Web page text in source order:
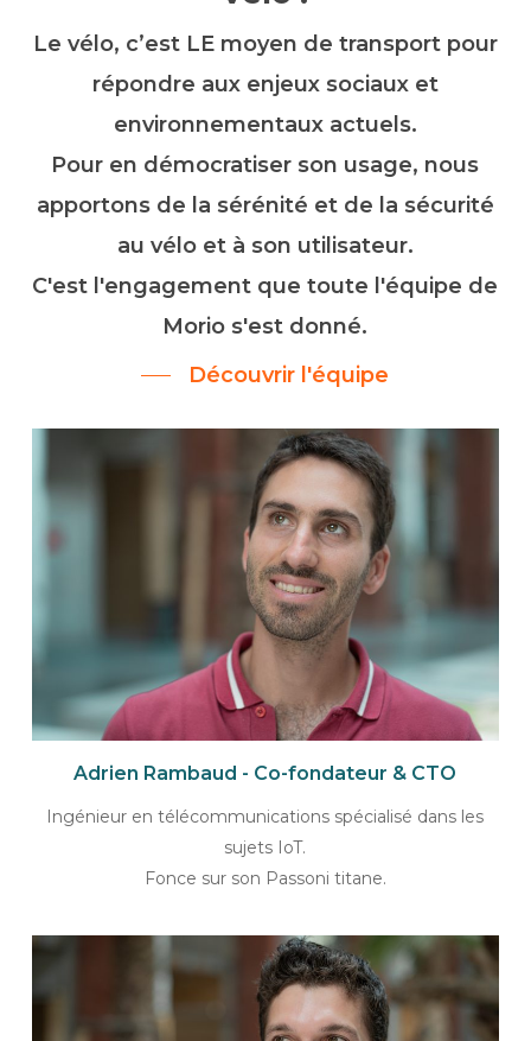
Le vélo, c’est LE moyen de transport pour
répondre aux enjeux sociaux et
environnementaux actuels.
Pour en démocratiser son usage, nous
apportons de la sérénité et de la sécurité
au vélo et à son utilisateur.
C'est l'engagement que toute l'équipe de
Morio s'est donné.
Découvrir l'équipe
Adrien Rambaud - Co-fondateur & CTO
Ingénieur en télécommunications spécialisé dans les
sujets IoT.
Fonce sur son Passoni titane.